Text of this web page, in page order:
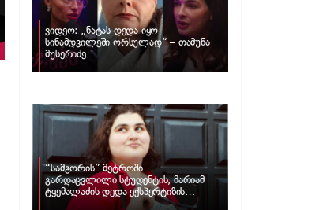
ვიდეო: „ნატას დედა იყო
სინამდვილეში ორსულად“ – თამუნა
მუსერიძე
“სამგორის” მეტროში
გარდაცვლილი სტუდენტის, მარიამ
ტყემალაძის დედა ექსპერტიზის
პასუხს აქვეყნებს – რა გახდა გოგონას